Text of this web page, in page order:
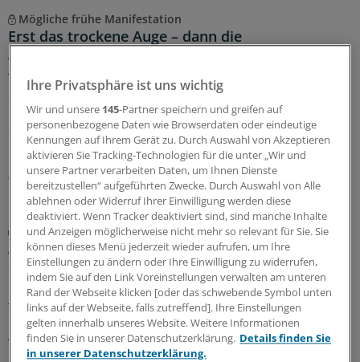
Mögliche frühe Manifestation
Erst das trockene Auge – dann die
Autoimmunerkrankung?
Trockene Augen können ein Hinweis auf eine
entstehende Autoimmunerkrankung sein – etwa
rheumatoide Arthritis oder Sjögren-Syndrom. In einer
Studie aus Taiwan gingen die Augenbeschwerden der
Diagnose im Schnitt drei Jahre voraus.
06.08.2026
Diabetische Retinopathie
Auch seltene, milde Hypoglykämien gefährden
die Netzhaut
Eine gute Blutzuckerkontrolle senkt bei Menschen mit
Typ-2-Diabetes das Risiko für eine diabetische
Retinopathie. Dabei zählt mehr als der HbA1c-Wert.
Wichtig ist auch, Unterzuckerungen zu vermeiden.
Ihre Privatsphäre ist uns wichtig
Wir und unsere 145-Partner speichern und greifen auf
personenbezogene Daten wie Browserdaten oder eindeutige
Kennungen auf Ihrem Gerät zu. Durch Auswahl von Akzeptieren
aktivieren Sie Tracking-Technologien für die unter „Wir und
unsere Partner verarbeiten Daten, um Ihnen Dienste
bereitzustellen“ aufgeführten Zwecke. Durch Auswahl von Alle
ablehnen oder Widerruf Ihrer Einwilligung werden diese
deaktiviert. Wenn Tracker deaktiviert sind, sind manche Inhalte
und Anzeigen möglicherweise nicht mehr so relevant für Sie. Sie
können dieses Menü jederzeit wieder aufrufen, um Ihre
Einstellungen zu ändern oder Ihre Einwilligung zu widerrufen,
indem Sie auf den Link Voreinstellungen verwalten am unteren
Rand der Webseite klicken [oder das schwebende Symbol unten
links auf der Webseite, falls zutreffend]. Ihre Einstellungen
gelten innerhalb unseres Website. Weitere Informationen
finden Sie in unserer Datenschutzerklärung. Details finden Sie
in unserer Datenschutzerklärung.